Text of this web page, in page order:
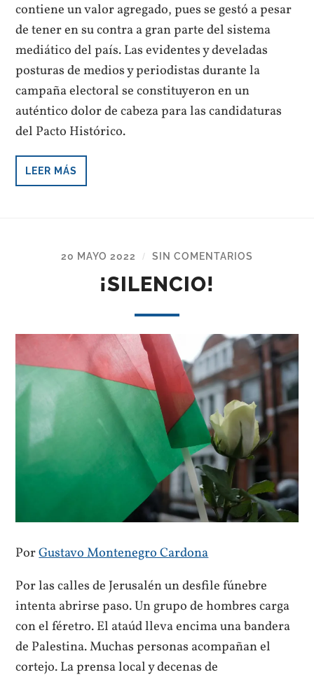
contiene un valor agregado, pues se gestó a pesar
de tener en su contra a gran parte del sistema
mediático del país. Las evidentes y develadas
posturas de medios y periodistas durante la
campaña electoral se constituyeron en un
auténtico dolor de cabeza para las candidaturas
del Pacto Histórico.
LEER MÁS
20 MAYO 2022 / SIN COMENTARIOS
¡SILENCIO!
PorGustavo Montenegro Cardona
Por las calles de Jerusalén un desfile fúnebre
intenta abrirse paso. Un grupo de hombres carga
con el féretro. El ataúd lleva encima una bandera
de Palestina. Muchas personas acompañan el
cortejo. La prensa local y decenas de